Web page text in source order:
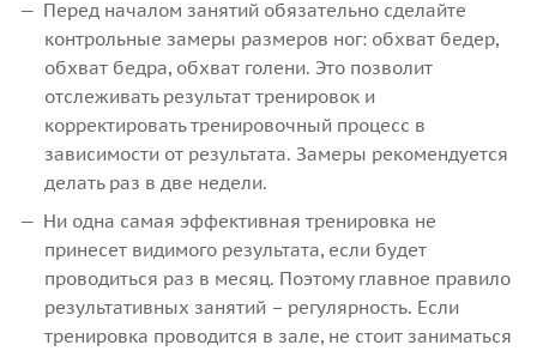
Перед началом занятий обязательно сделайте
контрольные замеры размеров ног: обхват бедер,
обхват бедра, обхват голени. Это позволит
отслеживать результат тренировок и
корректировать тренировочный процесс в
зависимости от результата. Замеры рекомендуется
делать раз в две недели.
Ни одна самая эффективная тренировка не
принесет видимого результата, если будет
проводиться раз в месяц. Поэтому главное правило
результативных занятий – регулярность. Если
тренировка проводится в зале, не стоит заниматься